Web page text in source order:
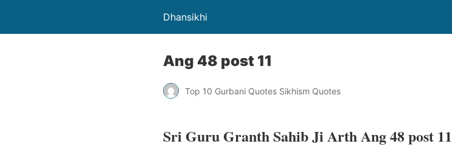
Dhansikhi
Ang 48 post 11
Top 10 Gurbani Quotes Sikhism Quotes
Sri Guru Granth Sahib Ji Arth Ang 48 post 11